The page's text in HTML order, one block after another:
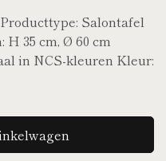
Salontafel
35 cm, Ø 60 cm
in NCS-kleuren Kleur: